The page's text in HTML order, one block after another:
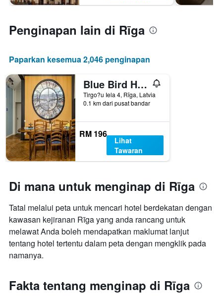
Penginapan lain di Rīga
Paparkan kesemua 2,046 penginapan
Blue Bird Hostel
Tirgo?u Iela 4, Rīga, Latvia
0.1 km dari pusat bandar
RM 196
Lihat
Tawaran
Di mana untuk menginap di Rīga
Tatal melalui peta untuk mencari hotel berdekatan dengan
kawasan kejiranan Rīga yang anda rancang untuk
melawat Anda boleh mendapatkan maklumat lanjut
tentang hotel tertentu dalam peta dengan mengklik pada
namanya.
Fakta tentang menginap di Rīga